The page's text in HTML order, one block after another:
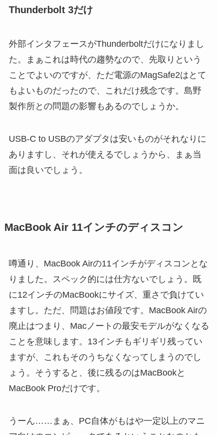
Thunderbolt 3だけ
外部インタフェースがThunderboltだけになりまし
た。まぁこれは時代の趨勢なので、先取りという
ことでよいのですが、ただ電源のMagSafe2はとて
もよいものだったので、これだけ残念です。島野
製作所との問題の影響もあるのでしょうか。
USB-C to USBのアダプタは安いものがそれなりに
ありますし、それが使えるでしょうから、まぁ当
面は良いでしょう。
MacBook Air 11インチのディスコン
噂通り、MacBook Airの11インチがディスコンとな
りました。スペック的には仕方ないでしょう。既
に12インチのMacBookにサイズ、重さで負けてい
ますし。ただ、問題はお値段です。MacBook Airの
廃止はつまり、Macノートの最安モデルがなくなる
ことを意味します。13インチもギリギリ残ってい
ますが、これもそのうちなくなってしまうのでし
ょう。そうすると、後に残るのはMacBookと
MacBook Proだけです。
うーん……まぁ、PC自体がもはや一定以上のマニ